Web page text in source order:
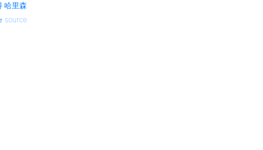
哈里森
source